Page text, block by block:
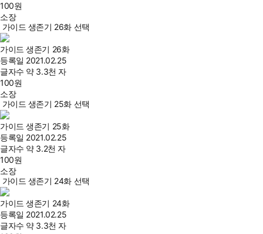
100원
소장
가이드 생존기 26화 선택
가이드 생존기 26화
등록일 2021.02.25
글자수 약 3.3천 자
100원
소장
가이드 생존기 25화 선택
가이드 생존기 25화
등록일 2021.02.25
글자수 약 3.2천 자
100원
소장
가이드 생존기 24화 선택
가이드 생존기 24화
등록일 2021.02.25
글자수 약 3.3천 자